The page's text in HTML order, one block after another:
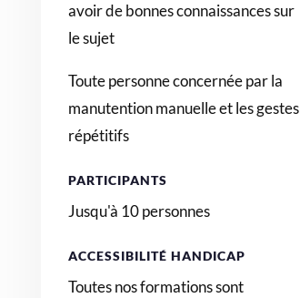
avoir de bonnes connaissances sur
le sujet
Toute personne concernée par la
manutention manuelle et les gestes
répétitifs
PARTICIPANTS
Jusqu'à 10 personnes
ACCESSIBILITÉ HANDICAP
Toutes nos formations sont